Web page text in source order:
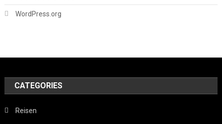
WordPress.org
CATEGORIES
Reisen